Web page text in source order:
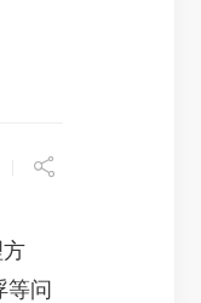

方
等问